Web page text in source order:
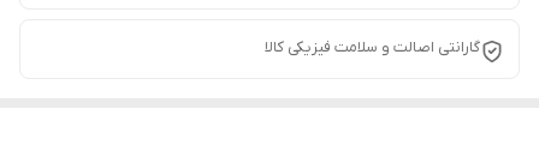
گارانتی اصالت و سلامت فیزیکی کالا